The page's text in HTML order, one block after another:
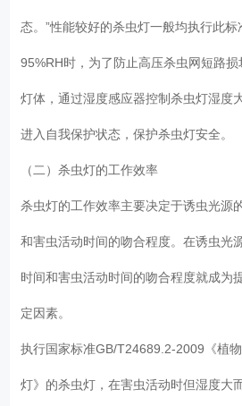
态。”性能较好的杀虫灯一般均执行此
95%RH时，为了防止高压杀虫网短路
灯体，通过湿度感应器控制杀虫灯湿度
进入自我保护状态，保护杀虫灯安全。
（二）杀虫灯的工作效率
杀虫灯的工作效率主要决定于诱虫光源
和害虫活动时间的吻合程度。在诱虫光
时间和害虫活动时间的吻合程度就成为
定因素。
执行国家标准GB/T24689.2-2009《植
灯》的杀虫灯，在害虫活动时但湿度大